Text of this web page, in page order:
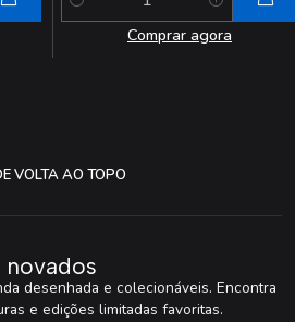
Quantidade
Comprar agora
VOLTA AO TOPO
novados
desenhada e colecionáveis. Encontra
e edições limitadas favoritas.